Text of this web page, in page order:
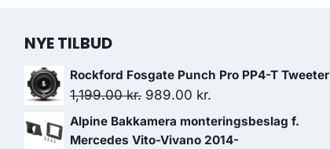
NYE TILBUD
Rockford Fosgate Punch Pro PP4-T Tweeter
1,199.00kr. Den
oprindelige
pris
989.00 kr.
aktuelle
pris
Alpine Bakkamera monteringsbeslag f.
Mercedes Vito-Vivano 2014-